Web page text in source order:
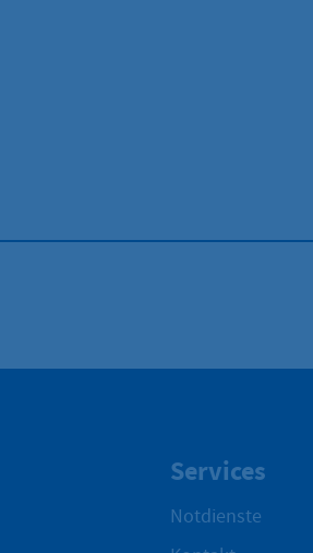
Services
Notdienste